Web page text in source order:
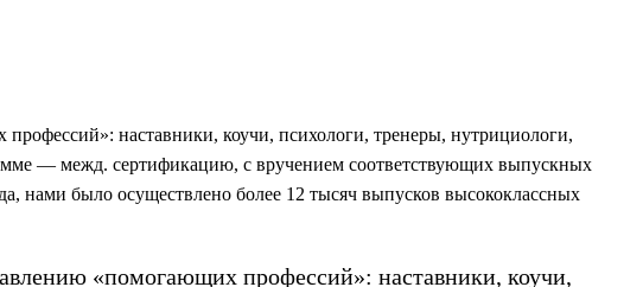
наставники, коучи, психологи, тренеры, нутрициологи,
— межд. сертификацию, с вручением соответствующих выпускных
нами было осуществлено более 12 тысяч выпусков высококлассных
«помогающих профессий»: наставники, коучи,